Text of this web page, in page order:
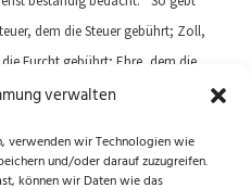
verwalten
verwenden wir Technologien wie
und/oder darauf zuzugreifen.
können wir Daten wie das
dem die Steuer gebührt; Zoll,
Furcht gebührt; Ehre, dem die
Next article